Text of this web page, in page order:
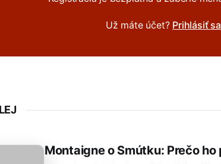
Už máte účet? Prihlásiť sa
Montaigne o Smútku: Prečo ho